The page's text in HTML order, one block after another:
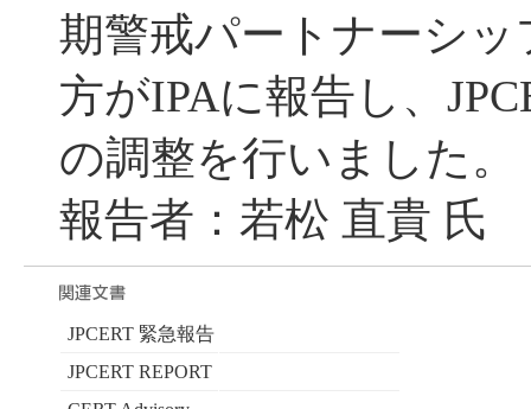
期警戒パートナーシ
方がIPAに報告し、
の調整を行いました。
報告者：若松 直貴 氏
JPCERT 緊急報告
JPCERT REPORT